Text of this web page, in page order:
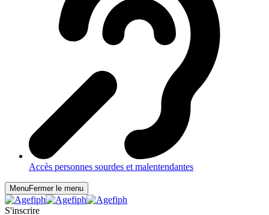
Accès personnes sourdes et malentendantes
MenuFermer le menu
S'inscrire